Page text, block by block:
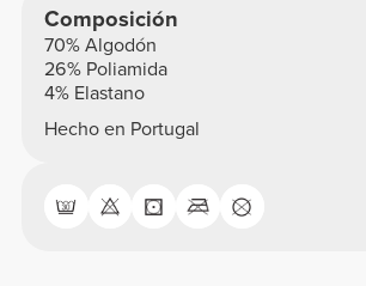
Composición
70% Algodón
26% Poliamida
4% Elastano
Hecho en Portugal